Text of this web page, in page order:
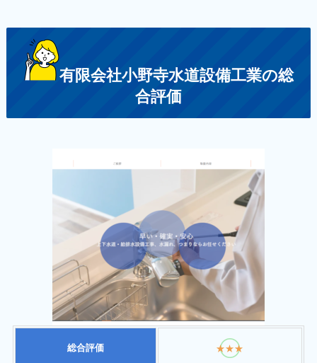
有限会社小野寺水道設備工業の総
合評価
総合評価 ★★★